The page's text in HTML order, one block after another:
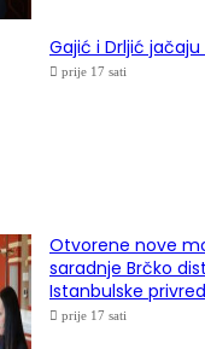
Gajić i Drljić
prije 17 sati
Otvorene nove
saradnje Brčko
Istanbulske
prije 17 sati